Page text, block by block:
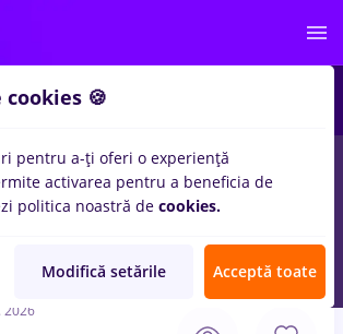
Part time Student
2026
🍪
pentru a-ți oferi o experiență
activarea pentru a beneficia de
politica noastră de cookies.
Modifică setările Acceptă toate